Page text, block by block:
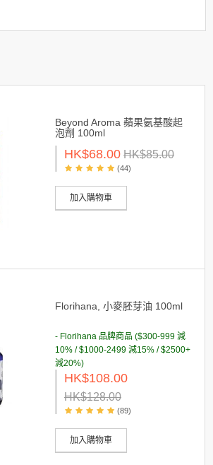
Beyond Aroma 蘋果氨基酸起
泡劑 100ml
HK$68.00 HK$85.00
(44)
加入購物車
Florihana, 小麥胚芽油 100ml
- Florihana 品牌商品 ($300-999 減
10% / $1000-2499 減15% / $2500+
減20%)
HK$108.00
HK$128.00
(89)
加入購物車